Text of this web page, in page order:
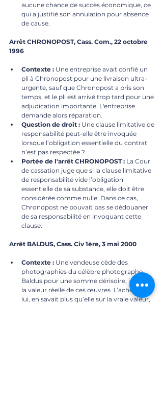
aucune chance de succès économique, ce
qui a justifié son annulation pour absence
de cause.
Arrêt CHRONOPOST, Cass. Com., 22 octobre
1996
Contexte : Une entreprise avait confié un
pli à Chronopost pour une livraison ultra-
urgente, sauf que Chronopost a pris son
temps, et le pli est arrivé trop tard pour une
adjudication importante. L'entreprise
demande alors réparation.
Question de droit : Une clause limitative de
responsabilité peut-elle être invoquée
lorsque l’obligation essentielle du contrat
n’est pas respectée ?
Portée de l'arrêt CHRONOPOST : La Cour
de cassation juge que si la clause limitative
de responsabilité vide l’obligation
essentielle de sa substance, elle doit être
considérée comme nulle. Dans ce cas,
Chronopost ne pouvait pas se dédouaner
de sa responsabilité en invoquant cette
clause.
Arrêt BALDUS, Cass. Civ 1ère, 3 mai 2000
Contexte : Une vendeuse cède des
photographies du célèbre photographe
Baldus pour une somme dérisoire, ignorant
la valeur réelle de ces œuvres. L’acheteur,
lui, en savait plus qu’elle sur la vraie valeur,